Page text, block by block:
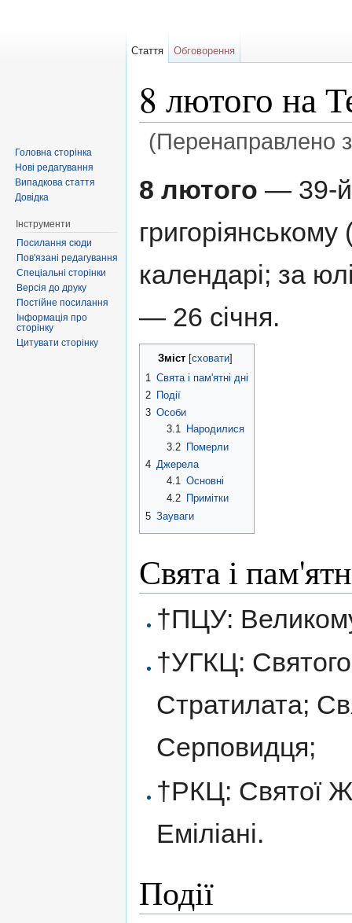
8 лютого на
(Перенаправлено
8 лютого — 39-й
календарі; за
— 26 січня.
Зміст [сховати]
1 Свята і пам'ятні дні
2 Події
3 Особи
3.1
Народилися
3.2 Померли
4 Джерела
4.1
Основні
4.2
Примітки
5 Зауваги
Свята і
†ПЦУ:
†УГКЦ:
Стратилата;
Серповидця;
†РКЦ: Святої
Еміліані.
Події
Стаття Обговорення
Головна сторінка
Нові редагування
Випадкова стаття
Довідка
Інструменти
Посилання сюди
Пов'язані редагування
Спеціальні сторінки
Версія до друку
Постійне посилання
Інформація про
сторінку
Цитувати сторінку